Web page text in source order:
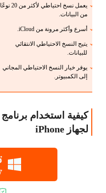
يعمل نسخ احتياطي لأكثر من 20 نوعًا
من البيانات.
أسرع وأكثر مرونة من iCloud.
يتيح النسخ الاحتياطي الانتقائي
للبيانات.
يوفر خيار النسخ الاحتياطي المجاني
إلى الكمبيوتر.
لجهاز iPhone